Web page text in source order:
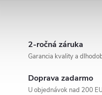
2-ročná záruka
Garancia kvality a
Doprava zadarmo
U objednávok nad 200